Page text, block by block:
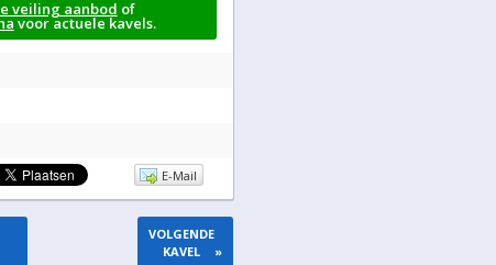
veiling aanbod of
voor actuele kavels.
E-Mail
VOLGENDE
KAVEL
»